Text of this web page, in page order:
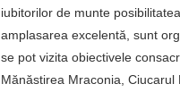
iubitorilor de munte
amplasarea excelentă, sunt
se pot vizita obiectivele
Mănăstirea Mraconia, Ciucarul